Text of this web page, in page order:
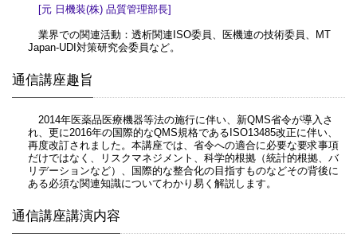
[元 日機装(株) 品質管理部長]
業界での関連活動：透析関連ISO委員、医機連の技術委員、MT
Japan-UDI対策研究会委員など。
通信講座趣旨
2014年医薬品医療機器等法の施行に伴い、新QMS省令が導入さ
れ、更に2016年の国際的なQMS規格であるISO13485改正に伴い、
再度改訂されました。本講座では、省令への適合に必要な要求事項
だけではなく、リスクマネジメント、科学的根拠（統計的根拠、バ
リデーションなど）、国際的な整合化の目指すものなどその背後に
ある必須な関連知識についてわかり易く解説します。
通信講座講演内容